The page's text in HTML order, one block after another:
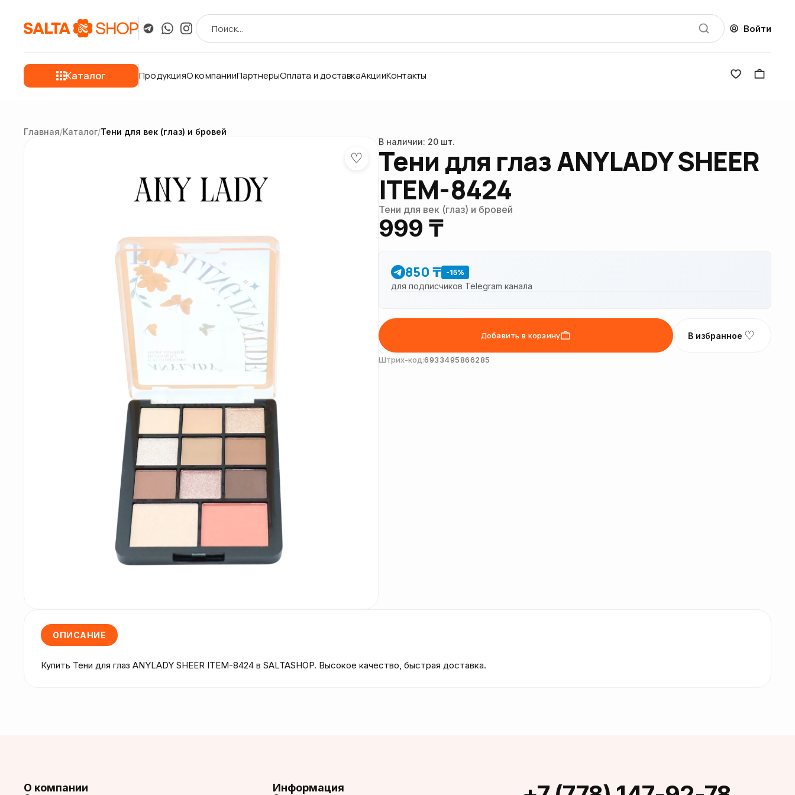
Войти
Каталог ПродукцияО компанииПартнерыОплата и доставкаАкцииКонтакты
Главная/Каталог/Тени для век (глаз) и бровей
♡
В наличии: 20 шт.
Тени для глаз ANYLADY SHEER
ITEM-8424
Тени для век (глаз) и бровей
999 ₸
850 ₸ -15%
для подписчиков Telegram канала
Добавить в корзину В избранное ♡
Штрих-код:6933495866285
ОПИСАНИЕ
Купить Тени для глаз ANYLADY SHEER ITEM-8424 в SALTASHOP. Высокое качество, быстрая доставка.
О компании Информация